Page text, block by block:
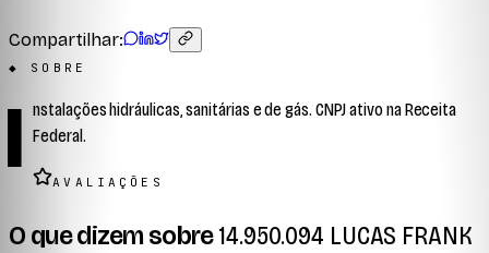
Compartilhar:
◆ SOBRE
I nstalações hidráulicas, sanitárias e de gás. CNPJ ativo na Receita
Federal.
AVALIAÇÕES
O que dizem sobre14.950.094 LUCAS FRANK